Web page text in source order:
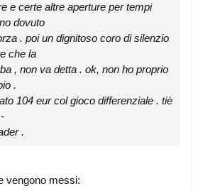
e certe altre aperture per tempi
dovuto
. poi un dignitoso coro di silenzio
che la
, non va detta . ok, non ho proprio
.
104 eur col gioco differenziale . tiè
.
vengono messi: